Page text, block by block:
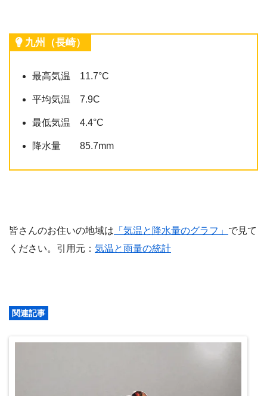
九州（長崎）
最高気温 11.7°C
平均気温 7.9C
最低気温 4.4°C
降水量 85.7mm
皆さんのお住いの地域は 「気温と降水量のグラフ」 で見て
ください。引用元： 気温と雨量の統計
関連記事